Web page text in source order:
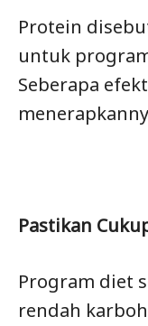
Protein
untuk
Seberapa
Pastikan
Program diet
rendah